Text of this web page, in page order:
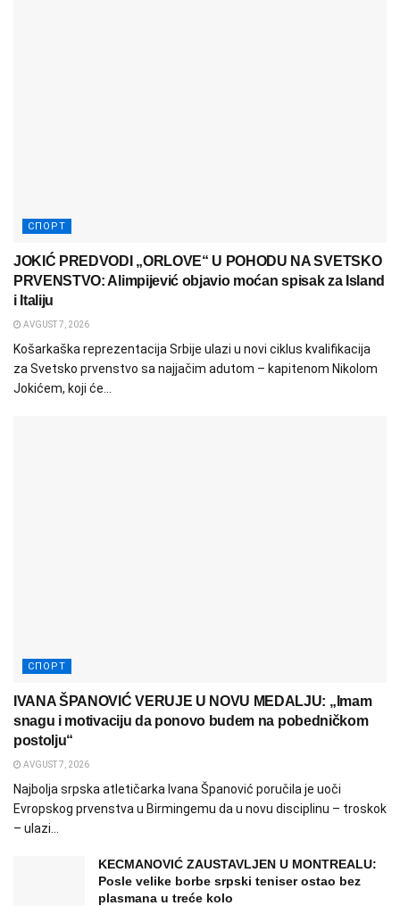
СПОРТ
JOKIĆ PREDVODI „ORLOVE“ U POHODU NA SVETSKO
PRVENSTVO: Alimpijević objavio moćan spisak za Island
i Italiju
AVGUST 7, 2026
Košarkaška reprezentacija Srbije ulazi u novi ciklus kvalifikacija
za Svetsko prvenstvo sa najjačim adutom – kapitenom Nikolom
Jokićem, koji će...
СПОРТ
IVANA ŠPANOVIĆ VERUJE U NOVU MEDALJU: „Imam
snagu i motivaciju da ponovo budem na pobedničkom
postolju“
AVGUST 7, 2026
Najbolja srpska atletičarka Ivana Španović poručila je uoči
Evropskog prvenstva u Birmingemu da u novu disciplinu – troskok
– ulazi...
KECMANOVIĆ ZAUSTAVLJEN U MONTREALU:
Posle velike borbe srpski teniser ostao bez
plasmana u treće kolo